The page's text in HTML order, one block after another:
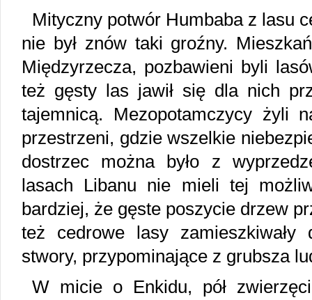
Mityczny potwór Humbaba z lasu
nie był znów taki groźny.
Międzyrzecza, pozbawieni byli
też gęsty las jawił się dla nich
tajemnicą. Mezopotamczycy żyli
przestrzeni, gdzie wszelkie
dostrzec można było z
lasach Libanu nie mieli tej
bardziej, że gęste poszycie drzew
też cedrowe lasy
stwory, przypominające z grubsza
W micie o Enkidu, pół